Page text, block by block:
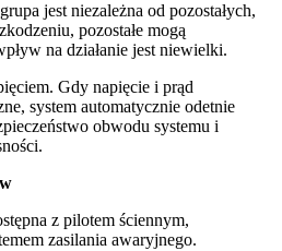
jest niezależna od pozostałych,
pozostałe mogą
na działanie jest niewielki.
Gdy napięcie i prąd
system automatycznie odetnie
obwodu systemu i
z pilotem ściennym,
zasilania awaryjnego.